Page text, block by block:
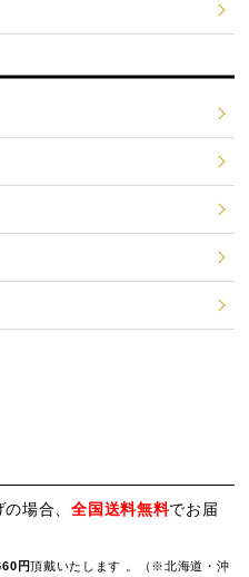
の場合、全国送料無料でお届
円頂戴いたします 。（※北海道・沖